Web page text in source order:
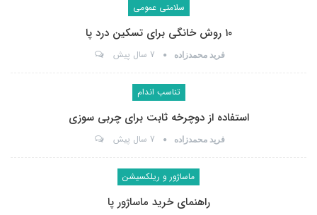
سلامتی عمومی
۱۰ روش خانگی برای تسکین درد پا
فرید محمدزاده 7 سال پیش
تناسب اندام
استفاده از دوچرخه ثابت برای چربی سوزی
فرید محمدزاده 7 سال پیش
ماساژور و ریلکسیشن
راهنمای خرید ماساژور پا